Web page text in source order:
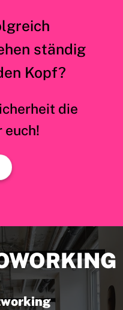
ständig
Kopf?
die
euch!